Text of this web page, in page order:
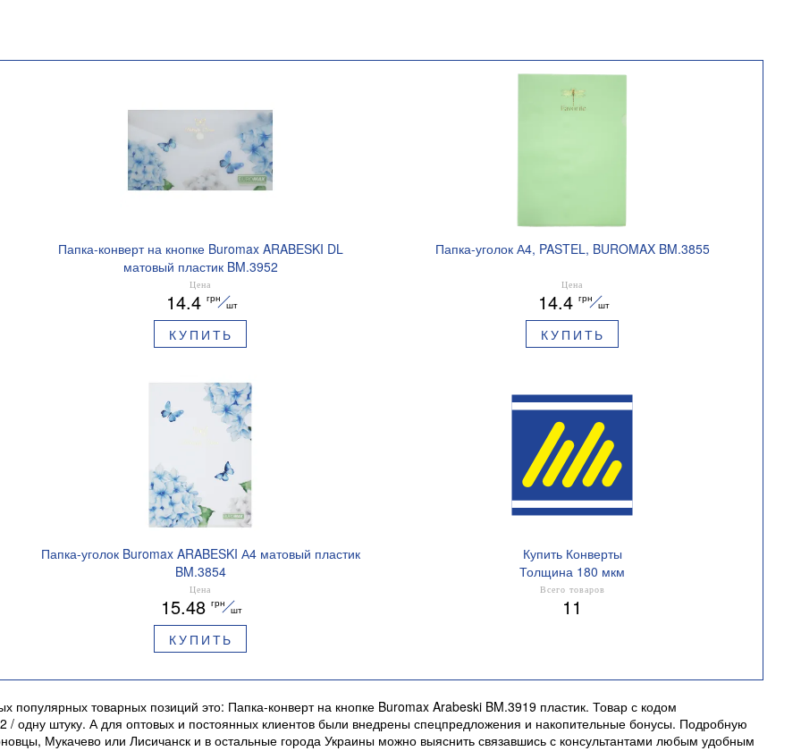
Папка-конверт на кнопке Buromax ARABESKI DL
матовый пластик BM.3952
Цена
14.4 грн
шт
КУПИТЬ
Папка-уголок А4, PASTEL, BUROMAX BM.3855
Цена
14.4 грн
шт
КУПИТЬ
Папка-уголок Buromax ARABESKI А4 матовый пластик
BM.3854
Цена
15.48 грн
шт
КУПИТЬ
Купить Конверты
Толщина 180 мкм
Всего товаров
11
популярных товарных позиций это: Папка-конверт на кнопке Buromax Arabeski BM.3919 пластик. Товар с кодом
/ одну штуку. А для оптовых и постоянных клиентов были внедрены спецпредложения и накопительные бонусы. Подробную
Мукачево или Лисичанск и в остальные города Украины можно выяснить связавшись с консультантами любым удобным